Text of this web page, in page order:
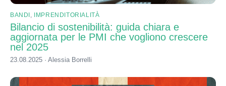
BANDI , IMPRENDITORIALITÀ
Bilancio di sostenibilità: guida chiara e
aggiornata per le PMI che vogliono crescere
nel 2025
23.08.2025 · Alessia Borrelli